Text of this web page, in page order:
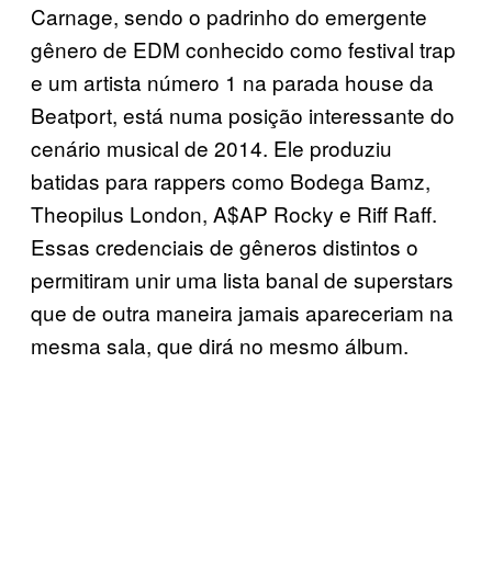
Carnage, sendo o padrinho do emergente
gênero de EDM conhecido como festival trap
e um artista número 1 na parada house da
Beatport, está numa posição interessante do
cenário musical de 2014. Ele produziu
batidas para rappers como Bodega Bamz,
Theopilus London, A$AP Rocky e Riff Raff.
Essas credenciais de gêneros distintos o
permitiram unir uma lista banal de superstars
que de outra maneira jamais apareceriam na
mesma sala, que dirá no mesmo álbum.